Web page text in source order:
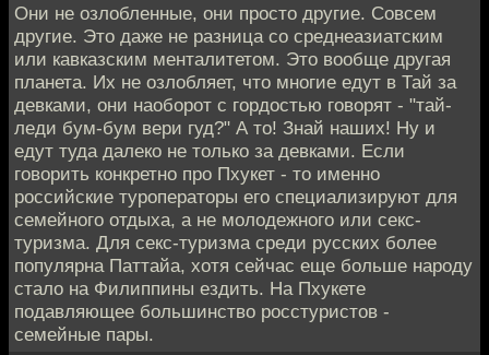
Они не озлобленные, они просто другие. Совсем
другие. Это даже не разница со среднеазиатским
или кавказским менталитетом. Это вообще другая
планета. Их не озлобляет, что многие едут в Тай за
девками, они наоборот с гордостью говорят - "тай-
леди бум-бум вери гуд?" А то! Знай наших! Ну и
едут туда далеко не только за девками. Если
говорить конкретно про Пхукет - то именно
российские туроператоры его специализируют для
семейного отдыха, а не молодежного или секс-
туризма. Для секс-туризма среди русских более
популярна Паттайа, хотя сейчас еще больше народу
стало на Филиппины ездить. На Пхукете
подавляющее большинство росстуристов -
семейные пары.